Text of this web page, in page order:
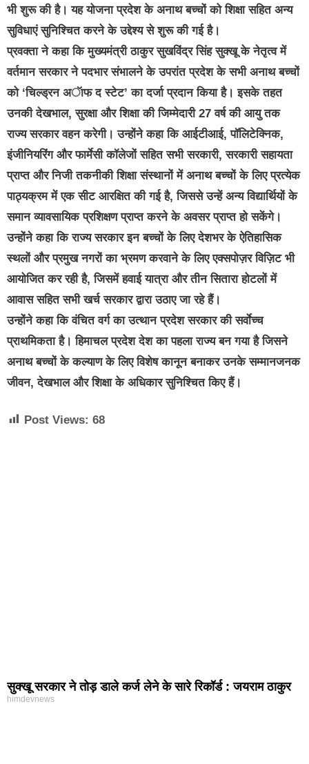
भी शुरू की है। यह योजना प्रदेश के अनाथ बच्चों को शिक्षा सहित अन्य
सुविधाएं सुनिश्चित करने के उद्देश्य से शुरू की गई है।
प्रवक्ता ने कहा कि मुख्यमंत्री ठाकुर सुखविंद्र सिंह सुक्खू के नेतृत्व में
वर्तमान सरकार ने पदभार संभालने के उपरांत प्रदेश के सभी अनाथ बच्चों
को ‘चिल्ड्रन अॅाफ द स्टेट’ का दर्जा प्रदान किया है। इसके तहत
उनकी देखभाल, सुरक्षा और शिक्षा की जिम्मेदारी 27 वर्ष की आयु तक
राज्य सरकार वहन करेगी। उन्होंने कहा कि आईटीआई, पॉलिटेक्निक,
इंजीनियरिंग और फार्मेसी कॉलेजों सहित सभी सरकारी, सरकारी सहायता
प्राप्त और निजी तकनीकी शिक्षा संस्थानों में अनाथ बच्चों के लिए प्रत्येक
पाठ्यक्रम में एक सीट आरक्षित की गई है, जिससे उन्हें अन्य विद्यार्थियों के
समान व्यावसायिक प्रशिक्षण प्राप्त करने के अवसर प्राप्त हो सकेंगे।
उन्होंने कहा कि राज्य सरकार इन बच्चों के लिए देशभर के ऐतिहासिक
स्थलों और प्रमुख नगरों का भ्रमण करवाने के लिए एक्सपोज़र विज़िट भी
आयोजित कर रही है, जिसमें हवाई यात्रा और तीन सितारा होटलों में
आवास सहित सभी खर्च सरकार द्वारा उठाए जा रहे हैं।
उन्होंने कहा कि वंचित वर्ग का उत्थान प्रदेश सरकार की सर्वाेच्च
प्राथमिकता है। हिमाचल प्रदेश देश का पहला राज्य बन गया है जिसने
अनाथ बच्चों के कल्याण के लिए विशेष कानून बनाकर उनके सम्मानजनक
जीवन, देखभाल और शिक्षा के अधिकार सुनिश्चित किए हैं।
Post Views: 68
सुक्खू सरकार ने तोड़ डाले कर्ज लेने के सारे रिकॉर्ड : जयराम ठाकुर
himdevnews